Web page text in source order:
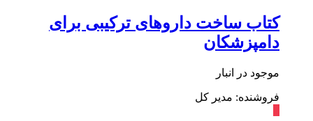
کتاب ساخت داروهای ترکیبی برای
دامپزشکان
موجود در انبار
فروشنده: مدیر کل